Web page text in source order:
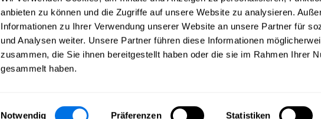
anbieten zu können und die Zugriffe auf unsere Website zu analysieren.
Informationen zu Ihrer Verwendung unserer Website an unsere Partner für
und Analysen weiter. Unsere Partner führen diese Informationen
zusammen, die Sie ihnen bereitgestellt haben oder die sie im Rahmen Ihrer
gesammelt haben.
Einwilligungsauswahl
Notwendig Präferenzen Statistiken